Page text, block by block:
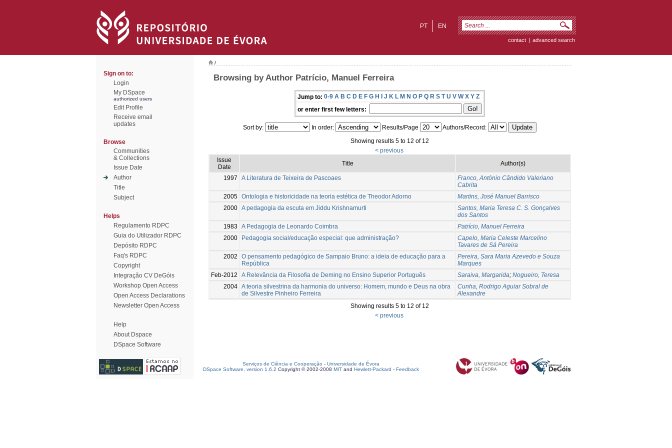
EN
PT
contact | advanced search
Sign on to:
Login
My DSpace
authorized users
Edit Profile
Receive email
updates
Browse
Communities
& Collections
Issue Date
Author
Title
Subject
Helps
Regulamento RDPC
Guia do Utilizador RDPC
Depósito RDPC
Faq's RDPC
Copyright
Integração CV DeGóis
Workshop Open Access
Open Access Declarations
Newsletter Open Access
Help
About Dspace
DSpace Software
/
Browsing by Author Patrício, Manuel Ferreira
Jump to: 0-9 A B C D E F G H I J K L M N O P Q R S T U V W X Y Z
or enter first few letters:
Sort by: In order: Results/Page
Authors/Record:
Showing results 5 to 12 of 12
< previous
Issue
Date
Title Author(s)
1997 A Literatura de Teixeira de Pascoaes
Franco, António Cândido Valeriano
Cabrita
2005 Ontologia e historicidade na teoria estética de Theodor Adorno
Martins, José Manuel Barrisco
2000 A pedagogia da escuta em Jiddu Krishnamurti
Santos, Maria Teresa C. S. Gonçalves
dos Santos
1983
A Pedagogia de Leonardo Coimbra
Patrício, Manuel Ferreira
2000
Pedagogia social/educação especial: que administração?
Capelo, Maria Celeste Marcelino
Tavares de Sá Pereira
2002
O pensamento pedagógico de Sampaio Bruno: a ideia de educação para a
República
Pereira, Sara Maria Azevedo e Souza
Marques
Feb-2012
A Relevância da Filosofia de Deming no Ensino Superior Português Saraiva, Margarida; Nogueiro, Teresa
2004 A teoria silvestrina da harmonia do universo: Homem, mundo e Deus na obra
de Silvestre Pinheiro Ferreira
Cunha, Rodrigo Aguiar Sobral de
Alexandre
Showing results 5 to 12 of 12
< previous
Serviços de Ciência e Cooperação - Universidade de Évora
DSpace Software, version 1.6.2 Copyright © 2002-2008 MIT and Hewlett-Packard - Feedback